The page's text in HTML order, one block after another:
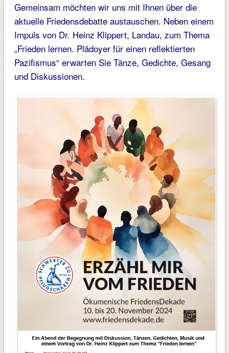
Gemeinsam möchten wir uns mit Ihnen über die
aktuelle Friedensdebatte austauschen. Neben einem
Impuls von Dr. Heinz Klippert, Landau, zum Thema
„Frieden lernen. Plädoyer für einen reflektierten
Pazifismus“ erwarten Sie Tänze, Gedichte, Gesang
und Diskussionen.